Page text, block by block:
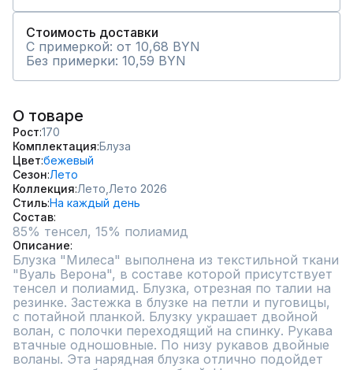
Стоимость доставки
С примеркой: от 10,68 BYN
Без примерки: 10,59 BYN
О товаре
Рост 170
Комплектация Блуза
Цвет бежевый
Сезон Лето
Коллекция Лето, Лето 2026
СтильНа каждый день
Состав
85% тенсел, 15% полиамид
Описание
Блузка "Милеса" выполнена из текстильной ткани
"Вуаль Верона", в составе которой присутствует
тенсел и полиамид. Блузка, отрезная по талии на
резинке. Застежка в блузке на петли и пуговицы,
с потайной планкой. Блузку украшает двойной
волан, с полочки переходящий на спинку. Рукава
втачные одношовные. По низу рукавов двойные
воланы. Эта нарядная блузка отлично подойдет